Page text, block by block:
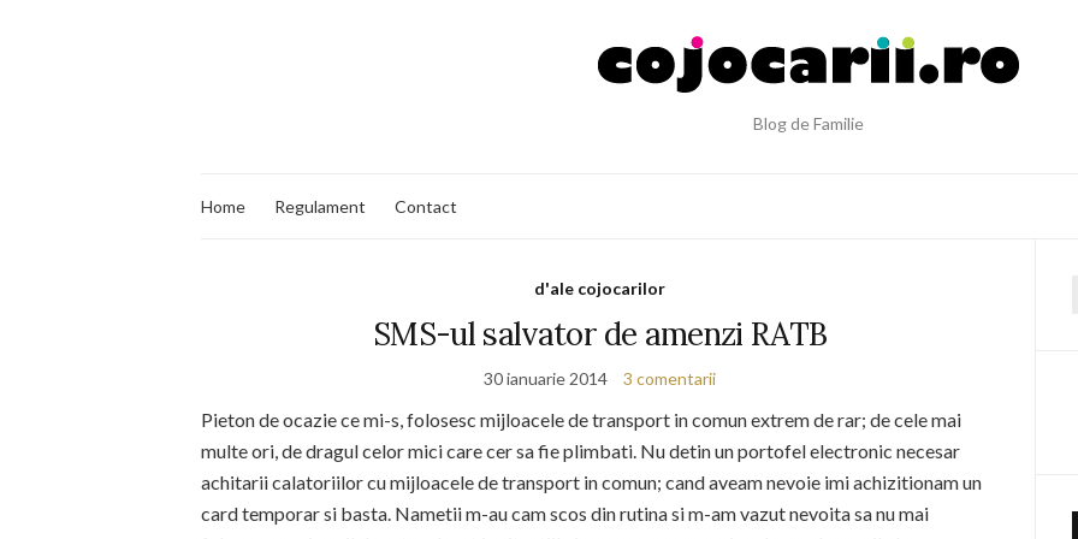
Blog de Familie
Home Regulament Contact
d'ale cojocarilor
SMS-ul salvator de amenzi RATB
30 ianuarie 2014 3 comentarii
Pieton de ocazie ce mi-s, folosesc mijloacele de transport in comun extrem de rar; de cele mai
multe ori, de dragul celor mici care cer sa fie plimbati. Nu detin un portofel electronic necesar
achitarii calatoriilor cu mijloacele de transport in comun; cand aveam nevoie imi achizitionam un
card temporar si basta. Nametii m-au cam scos din rutina si m-am vazut nevoita sa nu mai